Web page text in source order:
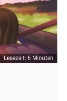
Lesezeit: 6 Minuten